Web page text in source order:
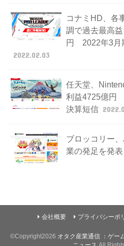
コナミHD、各
調で過去最高
円 2022年3月
2022.02.03
任天堂、
利益4725億円
決算短信
ブロッコリー
業の発足を発表
会社概要 プライバシーポ
©Copyright2026 オタク産業通信 ：ゲー